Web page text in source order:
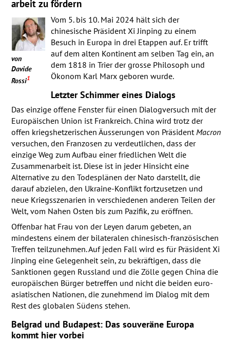
arbeit zu fördern
von
Davide
Rossi1
Vom 5. bis 10. Mai 2024 hält sich der
chinesische Präsident Xi Jinping zu einem
Besuch in Europa in drei Etappen auf. Er trifft
auf dem alten Kontinent am selben Tag ein, an
dem 1818 in Trier der grosse Philosoph und
Ökonom Karl Marx geboren wurde.
Letzter Schimmer eines Dialogs
Das einzige offene Fenster für einen Dialogversuch mit der
Europäischen Union ist Frankreich. China wird trotz der
offen kriegshetzerischen Äusserungen von Präsident Macron
versuchen, den Franzosen zu verdeutlichen, dass der
einzige Weg zum Aufbau einer friedlichen Welt die
Zusammenarbeit ist. Diese ist in jeder Hinsicht eine
Alternative zu den Todesplänen der Nato darstellt, die
darauf abzielen, den Ukraine-Konflikt fortzusetzen und
neue Kriegsszenarien in verschiedenen anderen Teilen der
Welt, vom Nahen Osten bis zum Pazifik, zu eröffnen.
Offenbar hat Frau von der Leyen darum gebeten, an
mindestens einem der bilateralen chinesisch-französischen
Treffen teilzunehmen. Auf jeden Fall wird es für Präsident Xi
Jinping eine Gelegenheit sein, zu bekräftigen, dass die
Sanktionen gegen Russland und die Zölle gegen China die
europäischen Bürger betreffen und nicht die beiden euro-
asiatischen Nationen, die zunehmend im Dialog mit dem
Rest des globalen Südens stehen.
Belgrad und Budapest: Das souveräne Europa
kommt hier vorbei